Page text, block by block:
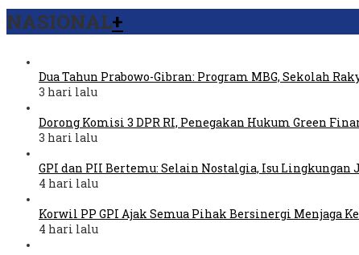
NASIONAL+
Dua Tahun Prabowo-Gibran: Program MBG, Sekolah
3 hari lalu
Dorong Komisi 3 DPR RI, Penegakan Hukum Green
3 hari lalu
GPI dan PII Bertemu: Selain Nostalgia, Isu Lingkungan
4 hari lalu
Korwil PP GPI Ajak Semua Pihak Bersinergi Menjaga
4 hari lalu